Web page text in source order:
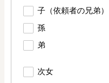
子（依頼者の兄弟）
孫
弟
次女